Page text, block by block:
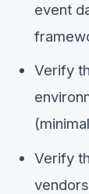
event
Verify
Verify